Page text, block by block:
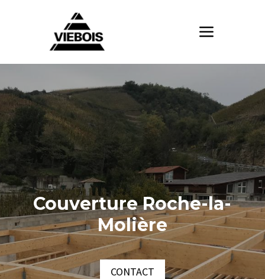
Couverture Roche-la-
Molière
CONTACT